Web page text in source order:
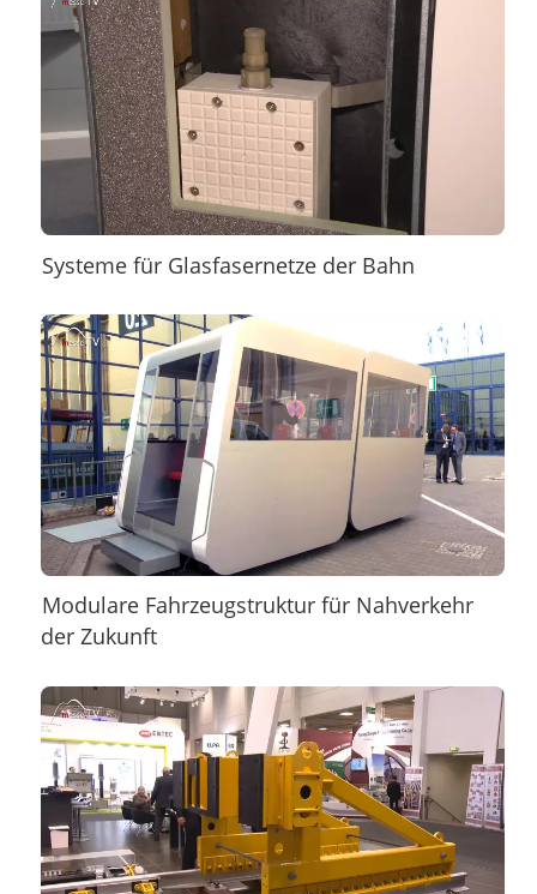
Systeme für Glasfasernetze der Bahn
Modulare Fahrzeugstruktur für Nahverkehr
der Zukunft